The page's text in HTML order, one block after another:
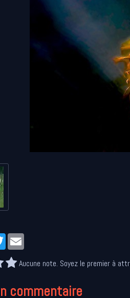
Twitter
Aucune note. Soyez le premier à
commentaire